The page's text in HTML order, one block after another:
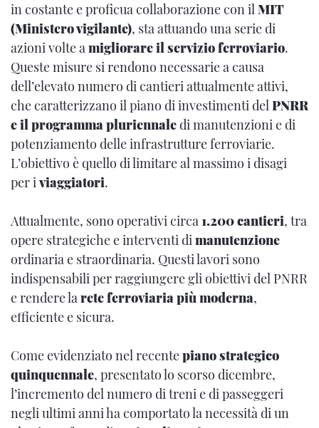
in costante e proficua collaborazione con ilMIT
(Ministero vigilante), sta attuando una serie di
azioni volte amigliorare il servizio ferroviario.
Queste misure si rendono necessarie a causa
dell’elevato numero di cantieri attualmente attivi,
che caratterizzano il piano di investimenti delPNRR
e il programma pluriennaledi manutenzioni e di
potenziamento delle infrastrutture ferroviarie.
L’obiettivo è quello di limitare al massimo i disagi
per iviaggiatori.
Attualmente, sono operativi circa1.200 cantieri, tra
opere strategiche e interventi dimanutenzione
ordinaria e straordinaria. Questi lavori sono
indispensabili per raggiungere gli obiettivi del PNRR
e rendere larete ferroviaria più moderna,
efficiente e sicura.
Come evidenziato nel recentepiano strategico
quinquennale, presentato lo scorso dicembre,
l’incremento del numero di treni e di passeggeri
negli ultimi anni ha comportato la necessità di un